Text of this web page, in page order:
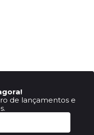
de lançamentos e